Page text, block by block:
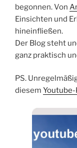
begonnen. Von
Einsichten und
hineinfließen.
Der Blog steht
ganz praktisch
PS.
diesem Youtube-